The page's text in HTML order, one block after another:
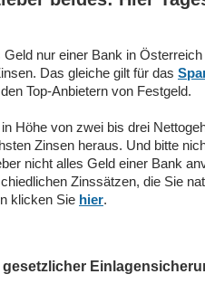
nur einer Bank in
Das gleiche gilt für das
Top-Anbietern von Festgeld.
Höhe von zwei bis drei
Zinsen heraus. Und bitte
nicht alles Geld einer Bank
Zinssätzen, die Sie
klicken Sie hier.